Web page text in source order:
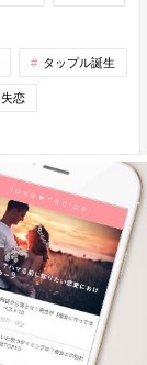
タップル誕生
失恋